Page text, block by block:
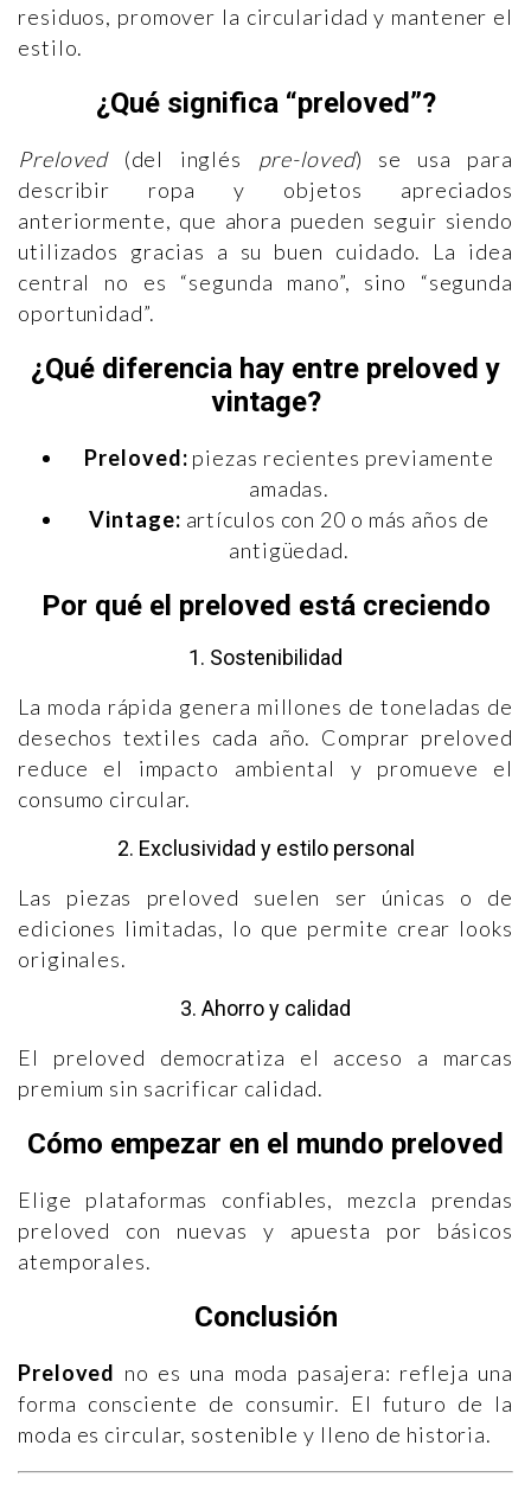
residuos, promover la circularidad y mantener el
estilo.
¿Qué significa “preloved”?
Preloved(del inglés pre-loved) se usa para
describir ropa y objetos apreciados
anteriormente, que ahora pueden seguir siendo
utilizados gracias a su buen cuidado. La idea
central no es “segunda mano”, sino “segunda
oportunidad”.
¿Qué diferencia hay entre preloved y
vintage?
Preloved: piezas recientes previamente
amadas.
Vintage: artículos con 20 o más años de
antigüedad.
Por qué el preloved está creciendo
1. Sostenibilidad
La moda rápida genera millones de toneladas de
desechos textiles cada año. Comprar preloved
reduce el impacto ambiental y promueve el
consumo circular.
2. Exclusividad y estilo personal
Las piezas preloved suelen ser únicas o de
ediciones limitadas, lo que permite crear looks
originales.
3. Ahorro y calidad
El preloved democratiza el acceso a marcas
premium sin sacrificar calidad.
Cómo empezar en el mundo preloved
Elige plataformas confiables, mezcla prendas
preloved con nuevas y apuesta por básicos
atemporales.
Conclusión
Preloved no es una moda pasajera: refleja una
forma consciente de consumir. El futuro de la
moda es circular, sostenible y lleno de historia.